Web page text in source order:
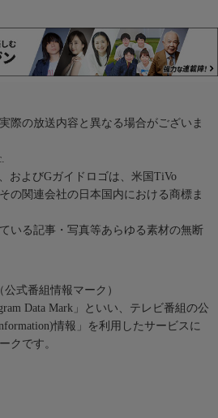
際の放送内容と異なる場合がございま
およびGガイドロゴは、米国TiVo
の関連会社の日本国内における商標ま
いる記事・写真等あらゆる素材の無断
式番組情報マーク）
Data Mark」といい、テレビ番組の公
情報」を利用したサービスに
クです。